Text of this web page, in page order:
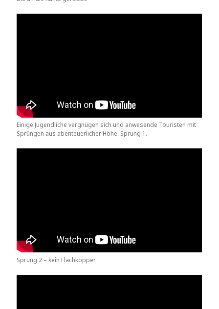
Einige Jugendliche vergnügen sich und anwesende Touristen mit
Sprüngen aus abenteuerlicher Höhe. Sprung 1.
Sprung 2 – kein Flachköpper